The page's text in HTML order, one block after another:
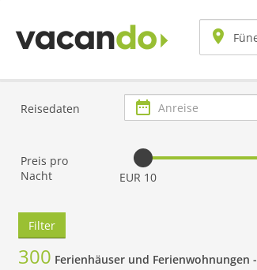
Reisedaten Anreise
Preis pro
Nacht
EUR 10
Filter
300 Ferienhäuser und Ferienwohnungen -